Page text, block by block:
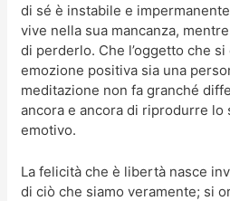
di sé è instabile e
vive nella sua mancanza,
di perderlo. Che l’oggetto che
emozione positiva sia una
meditazione non fa granché
ancora e ancora di riprodurre lo
emotivo.
La felicità che è libertà nasce
di ciò che siamo veramente; si